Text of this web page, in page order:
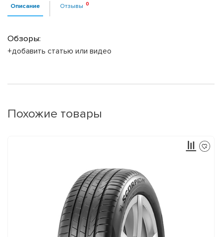
Описание Отзывы
Обзоры:
+добавить статью или видео
Похожие товары